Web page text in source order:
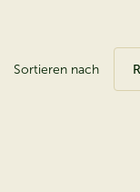
Sortieren nach